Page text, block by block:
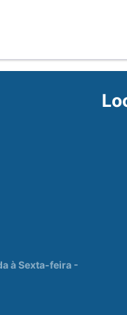
à Sexta-feira -